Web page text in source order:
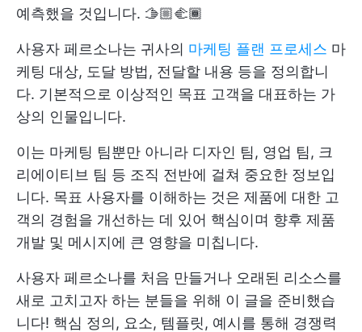
예측했을 것입니다. 🫱🏼‍🫲🏾
사용자 페르소나는 귀사의 마케팅 플랜 프로세스 마
케팅 대상, 도달 방법, 전달할 내용 등을 정의합니
다. 기본적으로 이상적인 목표 고객을 대표하는 가
상의 인물입니다.
이는 마케팅 팀뿐만 아니라 디자인 팀, 영업 팀, 크
리에이티브 팀 등 조직 전반에 걸쳐 중요한 정보입
니다. 목표 사용자를 이해하는 것은 제품에 대한 고
객의 경험을 개선하는 데 있어 핵심이며 향후 제품
개발 및 메시지에 큰 영향을 미칩니다.
사용자 페르소나를 처음 만들거나 오래된 리소스를
새로 고치고자 하는 분들을 위해 이 글을 준비했습
니다! 핵심 정의, 요소, 템플릿, 예시를 통해 경쟁력